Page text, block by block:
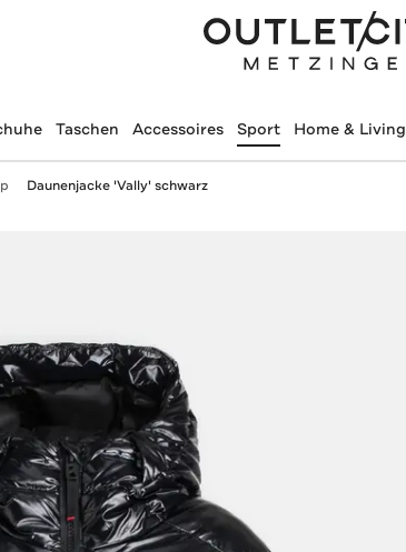
Taschen Accessoires Sport Home & Living
Daunenjacke 'Vally' schwarz